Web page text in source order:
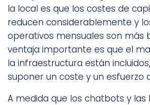
la local es que los costes de
reducen considerablemente y
operativos mensuales son más
ventaja importante es que el
la infraestructura están
suponer un coste y un esfuerzo
A medida que los chatbots y